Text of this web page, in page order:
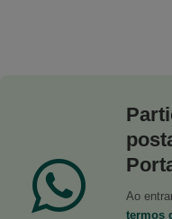
Ao
termos